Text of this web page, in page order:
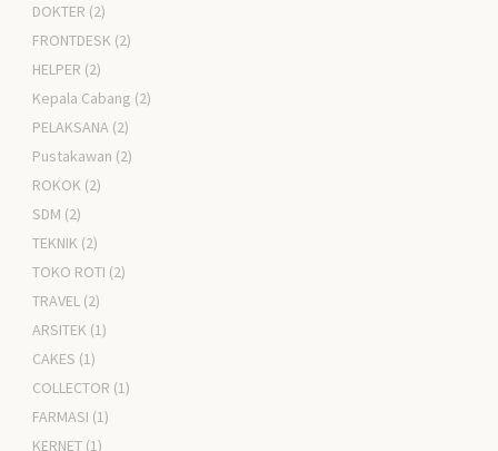
DOKTER (2)
FRONTDESK (2)
HELPER (2)
Kepala Cabang (2)
PELAKSANA (2)
Pustakawan (2)
ROKOK (2)
SDM (2)
TEKNIK (2)
TOKO ROTI (2)
TRAVEL (2)
ARSITEK (1)
CAKES (1)
COLLECTOR (1)
FARMASI (1)
KERNET (1)